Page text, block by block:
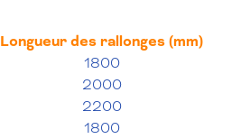
Longueur des rallonges (mm)
1800
2000
2200
1800